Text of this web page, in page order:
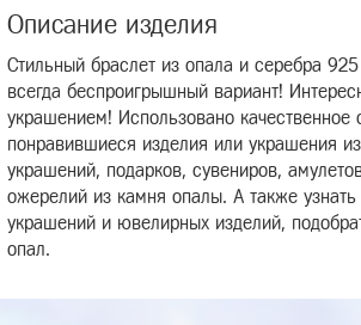
Описание изделия
Стильный браслет из опала и серебра
всегда беспроигрышный вариант!
украшением! Использовано
понравившиеся изделия или украшения
украшений, подарков, сувениров,
ожерелий из камня опалы. А также
украшений и ювелирных изделий,
опал.